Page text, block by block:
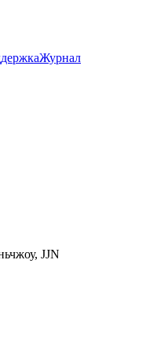
Журнал
JJN